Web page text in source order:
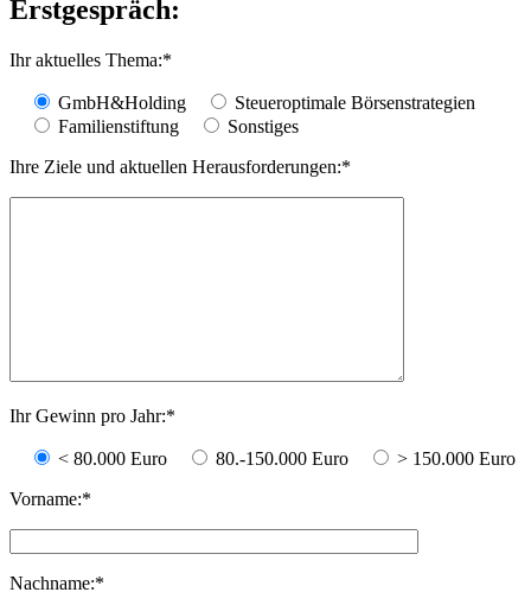
Erstgespräch:
Ihr aktuelles Thema:*
GmbH&Holding
Steueroptimale Börsenstrategien
Familienstiftung
Sonstiges
Ihre Ziele und aktuellen Herausforderungen:*
Ihr Gewinn pro Jahr:*
< 80.000 Euro 80.-150.000 Euro
> 150.000 Euro
Vorname:*
Nachname:*